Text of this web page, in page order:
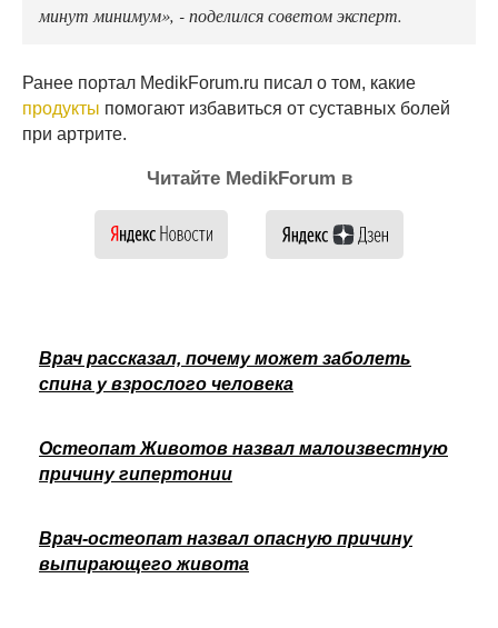
минут минимум», - поделился советом эксперт.
Ранее портал MedikForum.ru писал о том, какие
продукты помогают избавиться от суставных болей
при артрите.
Читайте MedikForum в
Врач рассказал, почему может заболеть
спина у взрослого человека
Остеопат Животов назвал малоизвестную
причину гипертонии
Врач-остеопат назвал опасную причину
выпирающего живота